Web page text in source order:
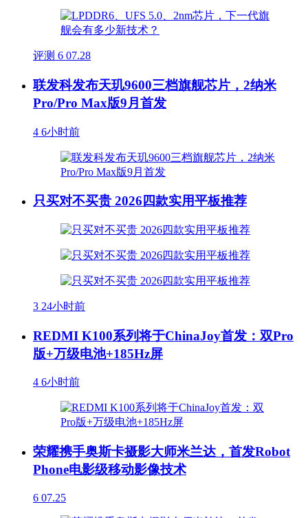
评测 6 07.28
联发科发布天玑9600三档旗舰芯片，2纳米
Pro/Pro Max版9月首发
4 6小时前
只买对不买贵 2026四款实用平板推荐
3 24小时前
REDMI K100系列将于ChinaJoy首发：双Pro
版+万级电池+185Hz屏
4 6小时前
荣耀携手奥斯卡摄影大师米兰达，首发Robot
Phone电影级移动影像技术
6 07.25